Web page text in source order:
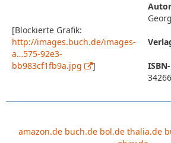
[Blockierte Grafik:
http://images.buch.de/images-
a…575-92e3-
bb983cf1fb9a.jpg
]
amazon.de buch.de bol.de thalia.de